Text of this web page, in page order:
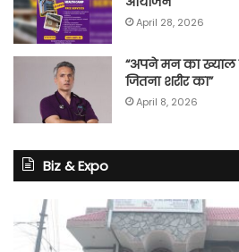
April 28, 2026
“अपने मन का ख्याल
जितना शरीर का”
April 8, 2026
Biz & Expo